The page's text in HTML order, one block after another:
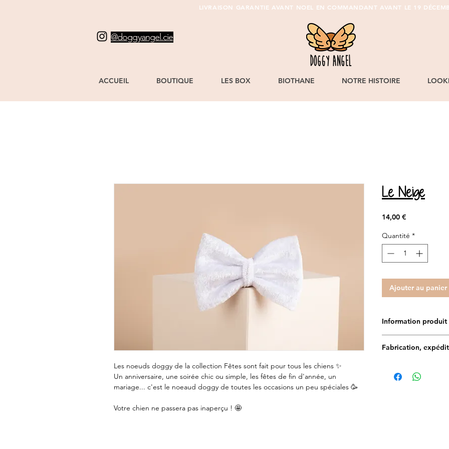
LIVRAISON GARANTIE AVANT NOEL EN COMMANDANT AVANT LE 19
@doggyangel.cie
ACCUEIL BOUTIQUE LES BOX BIOTHANE NOTRE HISTOIRE
Les noeuds doggy de la collection Fêtes sont fait pour tous les chiens ✨
Un anniversaire, une soirée chic ou simple, les fêtes de fin d'année, un
mariage... c'est le noeaud doggy de toutes les occasions un peu spéciales 🥳
Votre chien ne passera pas inaperçu ! 🤩
Le Neige
14,00 €
Quantité *
Ajouter au panier
Information
main et en France.
encore plus
Fabrication,